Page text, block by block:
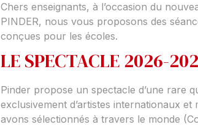
Chers enseignants, à l’occasion du
PINDER, nous vous proposons des
conçues pour les écoles.
LE SPECTACLE 2026-
Pinder propose un spectacle d’une rare
exclusivement d’artistes internationaux
avons sélectionnés à travers le monde